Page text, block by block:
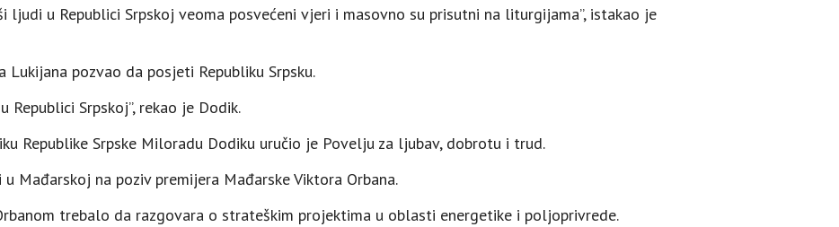
ljudi u Republici Srpskoj veoma posvećeni vjeri i masovno su prisutni na liturgijama”, istakao je
pozvao da posjeti Republiku Srpsku.
Republici Srpskoj”, rekao je Dodik.
Republike Srpske Miloradu Dodiku uručio je Povelju za ljubav, dobrotu i trud.
Mađarskoj na poziv premijera Mađarske Viktora Orbana.
trebalo da razgovara o strateškim projektima u oblasti energetike i poljoprivrede.